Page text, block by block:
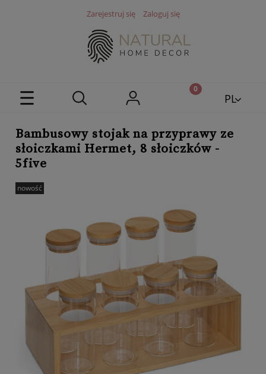
Zarejestruj się Zaloguj się
PL
Bambusowy stojak na przyprawy ze
słoiczkami Hermet, 8 słoiczków -
5five
nowość